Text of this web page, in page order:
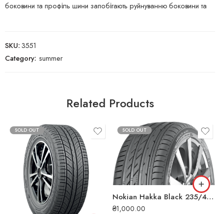
боковини та профіль шини запобігають руйнуванню боковини та
SKU:3551
Category: summer
Related Products
SOLD OUT SOLD OUT
Nokian Hakka Black 235/45 ZR17 97Y XL літня шина
₴1,000.00